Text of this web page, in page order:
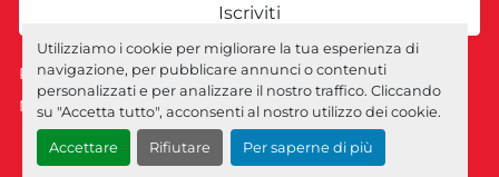
Utilizziamo i cookie per migliorare la tua esperienza di
navigazione, per pubblicare annunci o contenuti
personalizzati e per analizzare il nostro traffico. Cliccando
su "Accetta tutto", acconsenti al nostro utilizzo dei cookie.
Accettare Rifiutare Per saperne di più
Iscriviti
Personalizza le preferenze sui Cookies
Machinio Systemsito web di Machinio